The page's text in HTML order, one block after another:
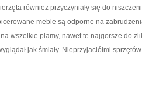
również przyczyniały się do
meble są odporne na
wszelkie plamy, nawet te najgorsze do
jak śmiały. Nieprzyjaciółmi